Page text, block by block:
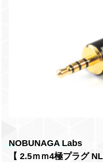
NOBUNAGA Labs
【 2.5ｍｍ4極プラグ